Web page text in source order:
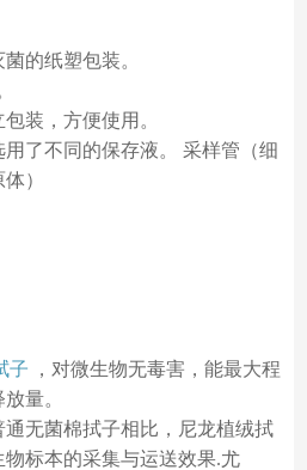
的纸塑包装。
装，方便使用。
了不同的保存液。 采样管（细
）
子
，对微生物无毒害，能最大程
量。
无菌棉拭子相比，尼龙植绒拭
标本的采集与运送效果.尤